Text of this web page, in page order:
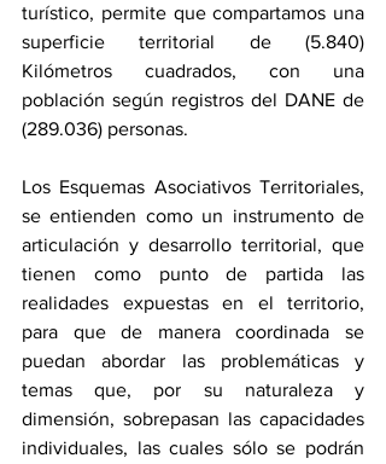
turístico, permite que compartamos una
superficie territorial de (5.840)
Kilómetros cuadrados, con una
población según registros del DANE de
(289.036) personas.
Los Esquemas Asociativos Territoriales,
se entienden como un instrumento de
articulación y desarrollo territorial, que
tienen como punto de partida las
realidades expuestas en el territorio,
para que de manera coordinada se
puedan abordar las problemáticas y
temas que, por su naturaleza y
dimensión, sobrepasan las capacidades
individuales, las cuales sólo se podrán